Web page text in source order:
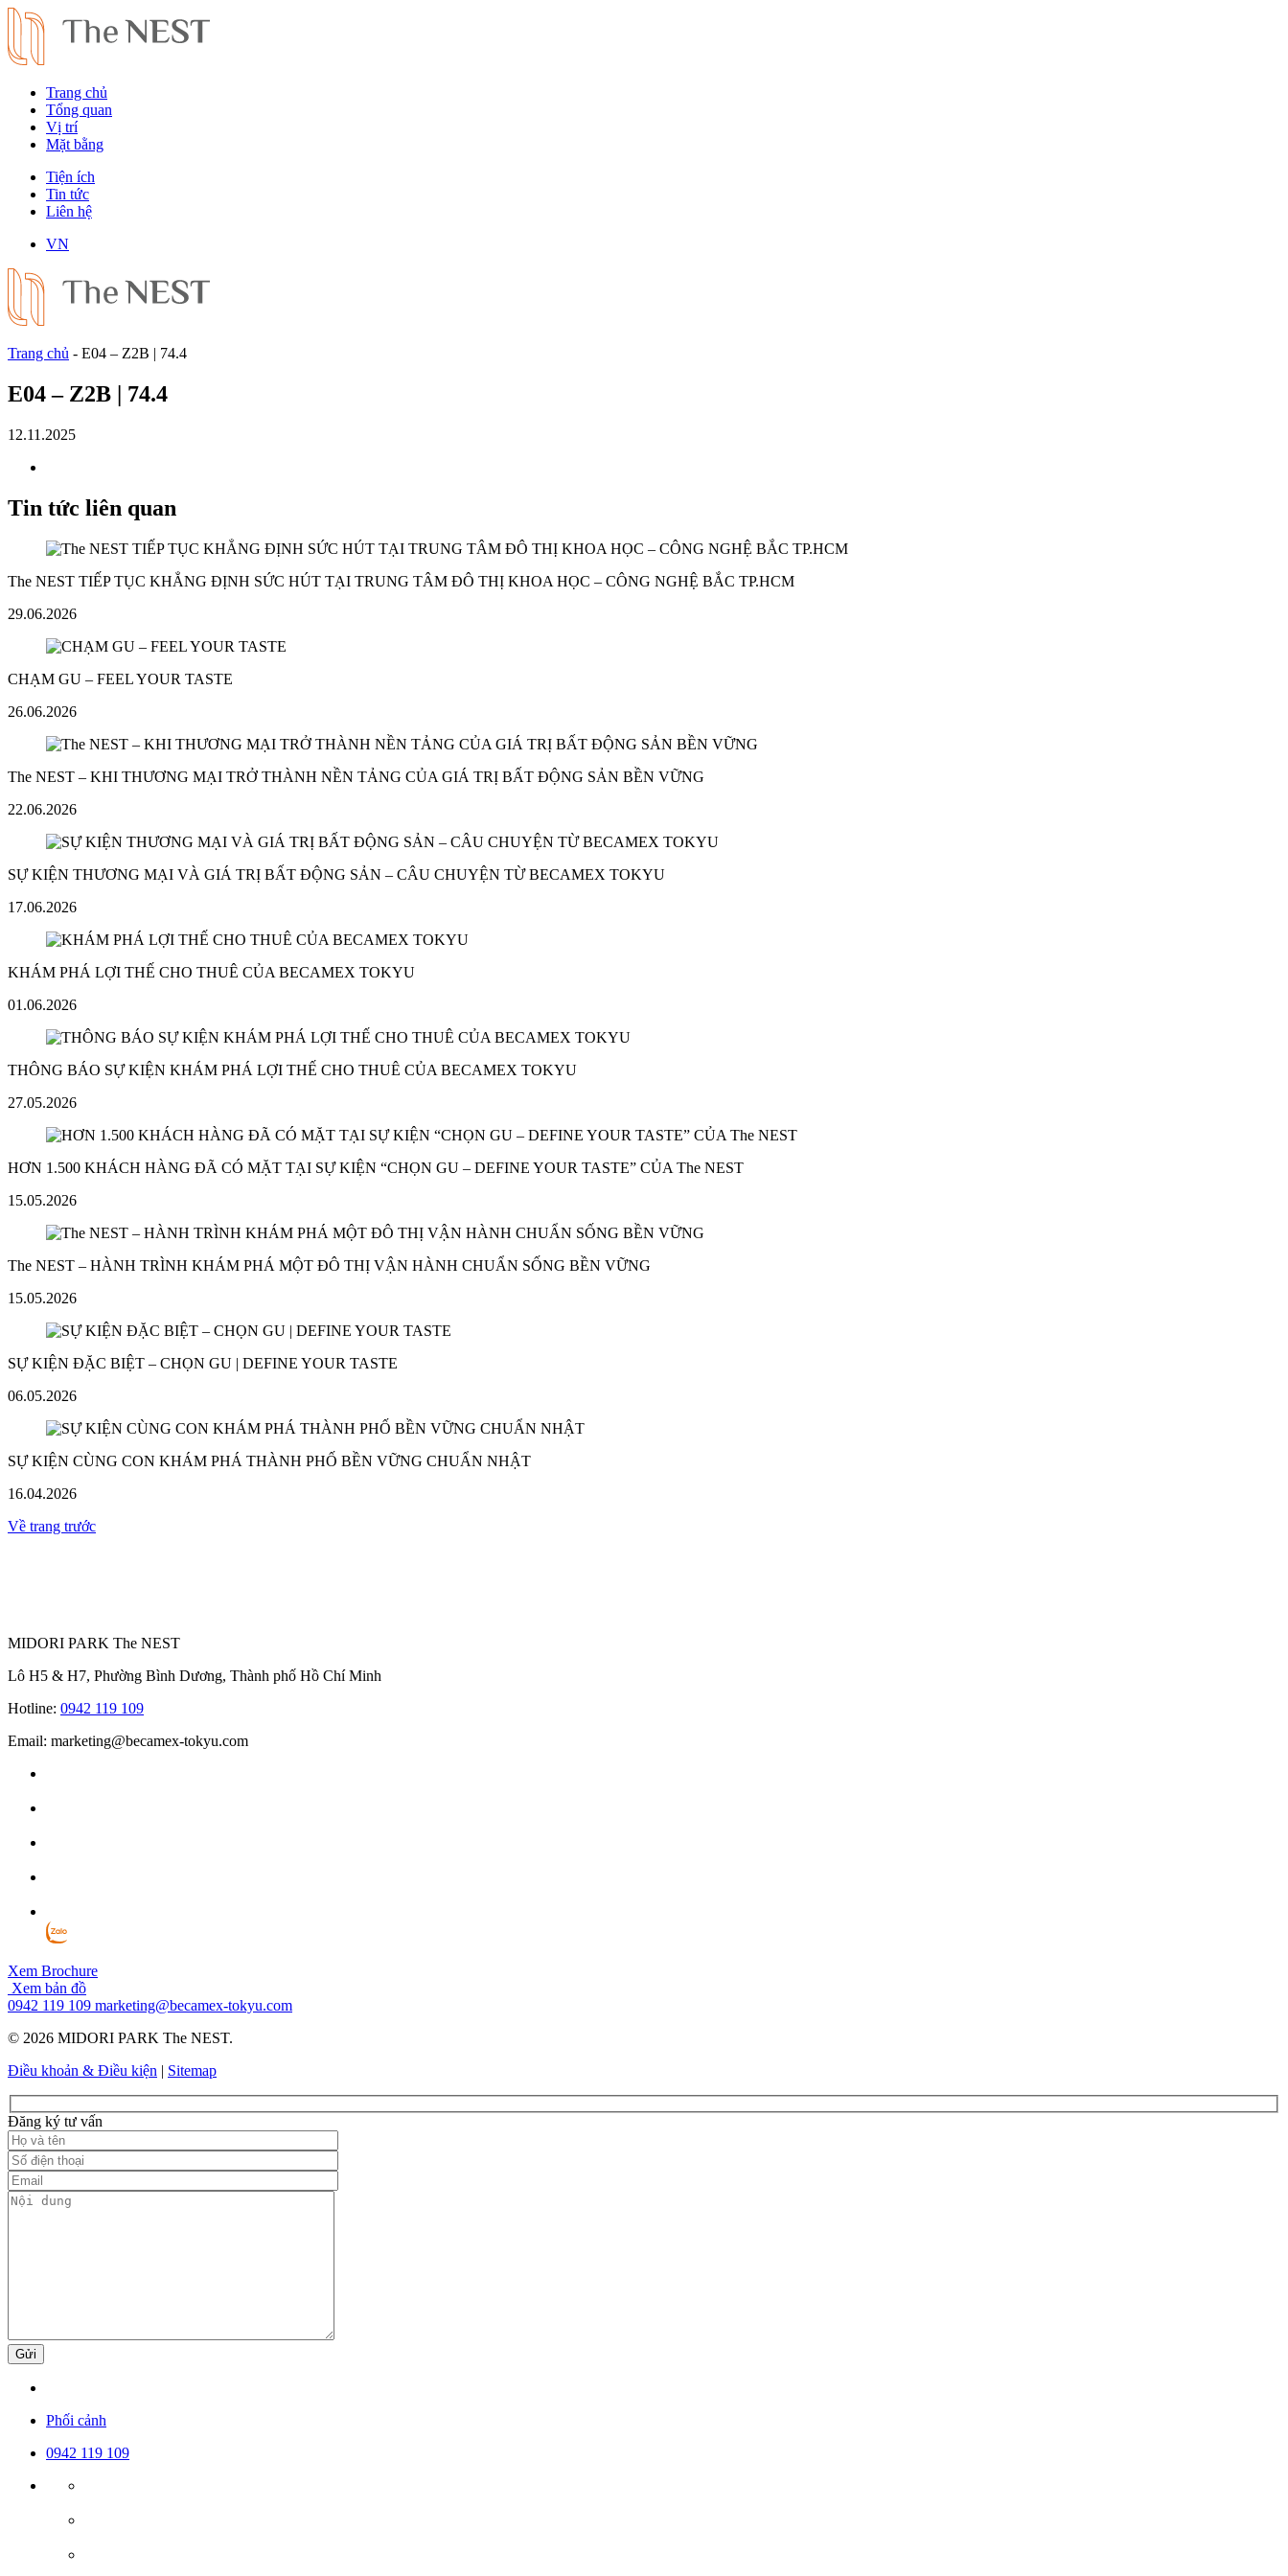
Trang chủ
Tổng quan
Vị trí
Mặt bằng
Tiện ích
Tin tức
Liên hệ
VN
Trang chủ - E04 – Z2B | 74.4
E04 – Z2B | 74.4
12.11.2025
Tin tức liên quan
The NEST TIẾP TỤC KHẲNG ĐỊNH SỨC HÚT TẠI TRUNG TÂM ĐÔ THỊ KHOA HỌC – CÔNG NGHỆ BẮC TP.HCM
29.06.2026
CHẠM GU – FEEL YOUR TASTE
26.06.2026
The NEST – KHI THƯƠNG MẠI TRỞ THÀNH NỀN TẢNG CỦA GIÁ TRỊ BẤT ĐỘNG SẢN BỀN VỮNG
22.06.2026
SỰ KIỆN THƯƠNG MẠI VÀ GIÁ TRỊ BẤT ĐỘNG SẢN – CÂU CHUYỆN TỪ BECAMEX TOKYU
17.06.2026
KHÁM PHÁ LỢI THẾ CHO THUÊ CỦA BECAMEX TOKYU
01.06.2026
THÔNG BÁO SỰ KIỆN KHÁM PHÁ LỢI THẾ CHO THUÊ CỦA BECAMEX TOKYU
27.05.2026
HƠN 1.500 KHÁCH HÀNG ĐÃ CÓ MẶT TẠI SỰ KIỆN “CHỌN GU – DEFINE YOUR TASTE” CỦA The NEST
15.05.2026
The NEST – HÀNH TRÌNH KHÁM PHÁ MỘT ĐÔ THỊ VẬN HÀNH CHUẨN SỐNG BỀN VỮNG
15.05.2026
SỰ KIỆN ĐẶC BIỆT – CHỌN GU | DEFINE YOUR TASTE
06.05.2026
SỰ KIỆN CÙNG CON KHÁM PHÁ THÀNH PHỐ BỀN VỮNG CHUẨN NHẬT
16.04.2026
Về trang trước
MIDORI PARK The NEST
Lô H5 & H7, Phường Bình Dương, Thành phố Hồ Chí Minh
Hotline: 0942 119 109
Email: marketing@becamex-tokyu.com
Xem Brochure
Xem bản đồ
0942 119 109 marketing@becamex-tokyu.com
© 2026 MIDORI PARK The NEST.
Điều khoản & Điều kiện | Sitemap
Đăng ký tư vấn
Gửi
Phối cảnh
0942 119 109